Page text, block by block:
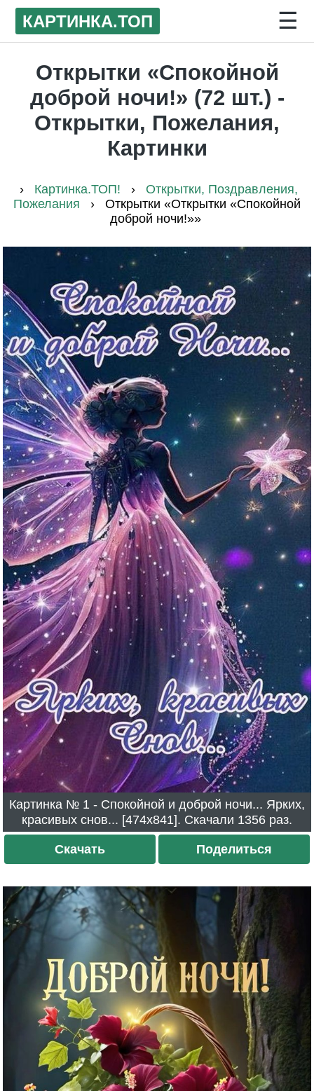
КАРТИНКА.ТОП ☰
Открытки «Спокойной
доброй ночи!» (72 шт.) -
Открытки, Пожелания,
Картинки
› Картинка.ТОП! ›
Открытки, Поздравления,
Пожелания
›
Открытки «Открытки «Спокойной
доброй ночи!»»
Картинка № 1 - Спокойной и доброй ночи... Ярких,
красивых снов... [474x841]. Скачали 1356 раз.
Скачать Поделиться